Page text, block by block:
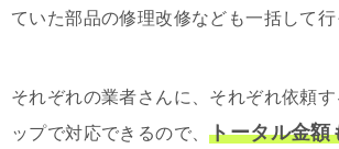
ていた部品の修理改修なども一括して行
それぞれの業者さんに、それぞれ依頼
ップで対応できるので、トータル金額